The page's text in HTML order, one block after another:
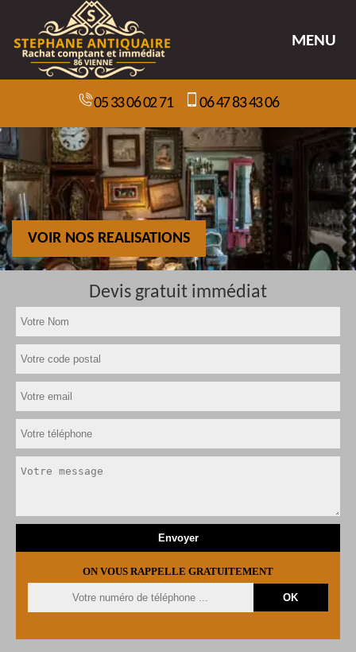
MENU
05 33 06 02 71 06 47 83 43 06
VOIR NOS REALISATIONS
Devis gratuit immédiat
ON VOUS RAPPELLE GRATUITEMENT